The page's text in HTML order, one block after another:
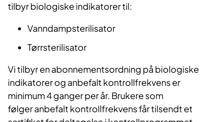
tilbyr biologiske indikatorer til:
Vanndampsterilisator
Tørrsterilisator
Vi tilbyr en abonnementsordning på biologiske
indikatorer og anbefalt kontrollfrekvens er
minimum 4 ganger per år. Brukere som
følger anbefalt kontrollfrekvens får tilsendt et